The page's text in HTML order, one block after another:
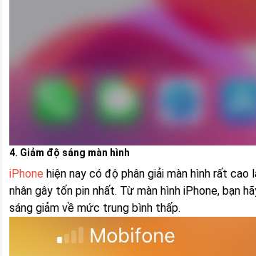
4. Giảm độ sáng màn hình
iPhone hiện nay có độ phân giải màn hình rất
nhân gây tốn pin nhất. Từ màn hình iPhone, bạn
sáng giảm về mức trung bình thấp.